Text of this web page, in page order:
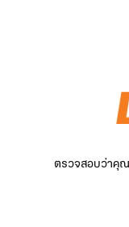
ตรวจสอบว่าคุณ